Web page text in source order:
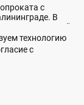
с
В
наименований
прокат
прямо со
на всех
технологию
с